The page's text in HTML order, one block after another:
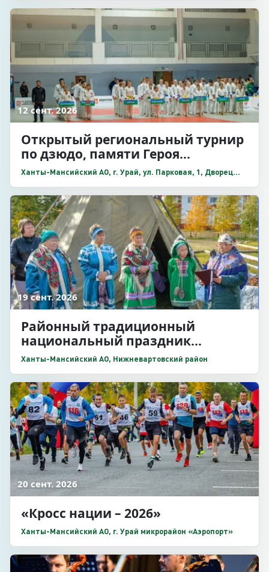
12 сент. 2026
Открытый региональный турнир
по дзюдо, памяти Героя
Социалистического Труда,
первооткрывателя Шаимской
нефти Семена Никитича Урусова
Ханты-Мансийский АО, г. Урай, ул. Парковая, 1, Дворец
19 сент. 2026
Районный традиционный
национальный праздник
коренных малочисленных
народов Севера «Праздник
Осени»
Ханты-Мансийский АО, Нижневартовский район
20 сент. 2026
«Кросс нации – 2026»
Ханты-Мансийский АО, г. Урай микрорайон «Аэропорт»